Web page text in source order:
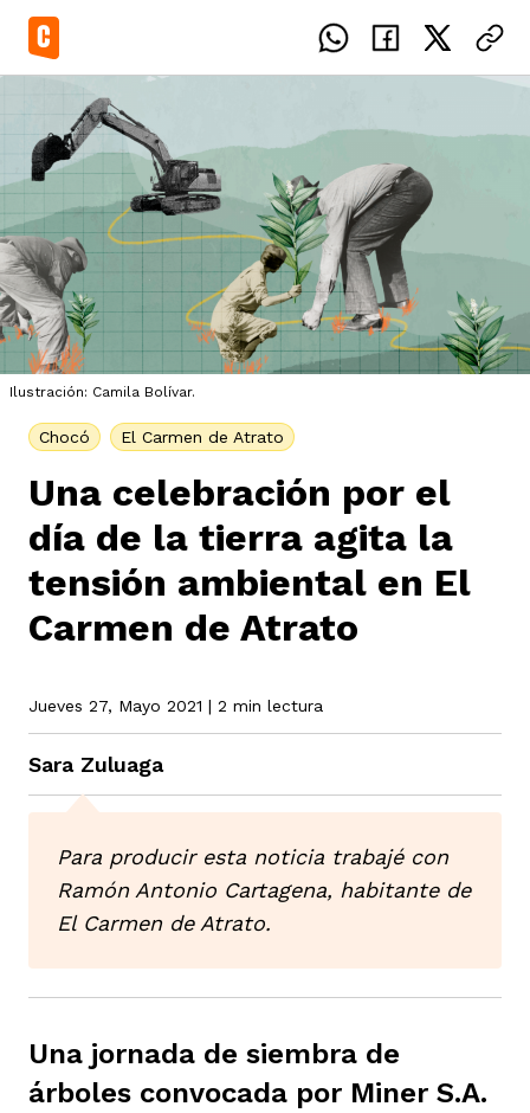
Ilustración: Camila Bolívar.
Chocó El Carmen de Atrato
Una celebración por el
día de la tierra agita la
tensión ambiental en El
Carmen de Atrato
Jueves 27, Mayo 2021 | 2 min lectura
Sara Zuluaga
Para producir esta noticia trabajé con
Ramón Antonio Cartagena, habitante de
El Carmen de Atrato.
Una jornada de siembra de
árboles convocada por Miner S.A.
país
del Caguán
del Cesar
de Atrato
étnicos
armado
país
Codazzi
de Atrato
Consonante
fórmula
principios
de estilo
equipo